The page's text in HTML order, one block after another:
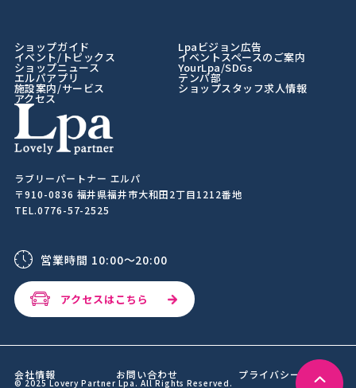
ラブリーパートナー エルパ
〒910-0836 福井県福井市大和田2丁目1212番地
TEL.0776-57-2525
営業時間 10:00～20:00
アクセスはこちら
ショップガイド Lpaビジョン広告
イベント/トピックス イベントスペースのご案内
ショップニュース YourLpa/SDGs
エルパアプリ テンパ部
施設案内/サービス ショップスタッフ求人情報
アクセス
© 2025 Lovery Partner Lpa. All Rights Reserved.
会社情報 お問い合わせ プライバシーポリシー